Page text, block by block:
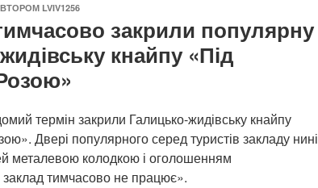
LVIV1256
закрили популярну
кнайпу «Під
термін закрили Галицько-жидівську кнайпу
Двері популярного серед туристів закладу нині
металевою колодкою і оголошенням
тимчасово не працює».